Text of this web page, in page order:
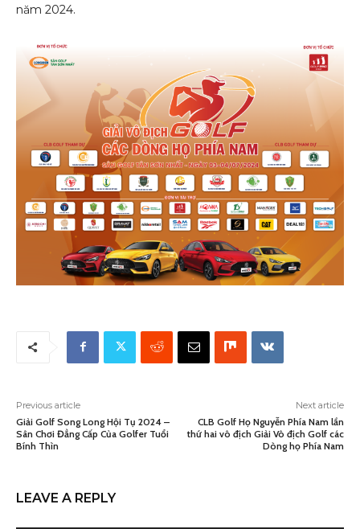
năm 2024.
Previous article
Giải Golf Song Long Hội Tụ 2024 –
Sân Chơi Đẳng Cấp Của Golfer Tuổi
Bính Thìn
Next article
CLB Golf Họ Nguyễn Phía Nam lần
thứ hai vô địch Giải Vô địch Golf các
Dòng họ Phía Nam
LEAVE A REPLY